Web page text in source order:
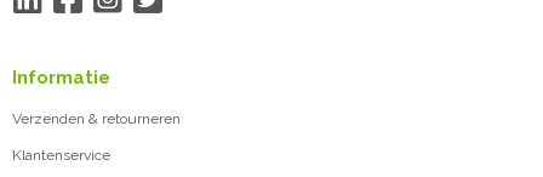
Informatie
Verzenden & retourneren
Klantenservice